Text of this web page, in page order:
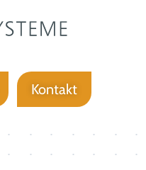
Kontakt